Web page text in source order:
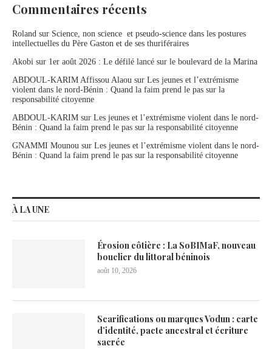
Commentaires récents
Roland sur Science, non science et pseudo-science dans les postures
intellectuelles du Père Gaston et de ses thuriféraires
Akobi sur 1er août 2026 : Le défilé lancé sur le boulevard de la Marina
ABDOUL-KARIM Affissou Alaou sur Les jeunes et l’extrémisme
violent dans le nord-Bénin : Quand la faim prend le pas sur la
responsabilité citoyenne
ABDOUL-KARIM sur Les jeunes et l’extrémisme violent dans le nord-
Bénin : Quand la faim prend le pas sur la responsabilité citoyenne
GNAMMI Mounou sur Les jeunes et l’extrémisme violent dans le nord-
Bénin : Quand la faim prend le pas sur la responsabilité citoyenne
À LA UNE
Érosion côtière : La SoBIMaF, nouveau
bouclier du littoral béninois
août 10, 2026
Scarifications ou marques Vodun : carte
d’identité, pacte ancestral et écriture
sacrée